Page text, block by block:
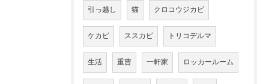
引っ越し 猫 クロコウジカビ
ケカビ ススカビ トリコデルマ
生活 重曹 一軒家 ロッカールーム